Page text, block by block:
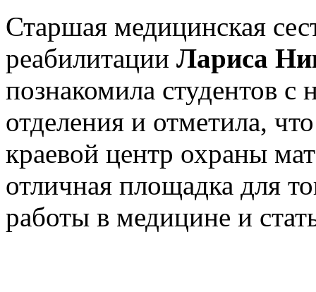
Старшая медицинская
реабилитации Лариса
познакомила студентов с
отделения и отметила,
краевой центр охраны
отличная площадка для
работы в медицине и